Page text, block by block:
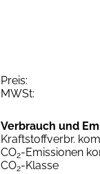
Preis:
MWSt:
Verbrauch und
Kraftstoffverbr.
CO2-Emissionen
CO2-Klasse